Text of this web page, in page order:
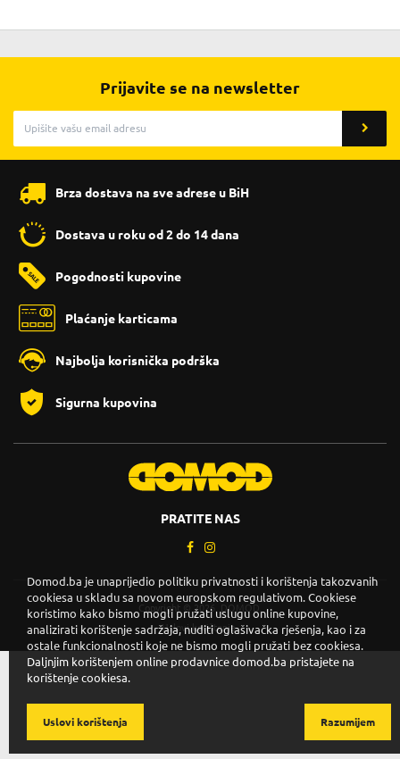
Prijavite se na newsletter
Brza dostava na sve adrese u BiH
Dostava u roku od 2 do 14 dana
Pogodnosti kupovine
Plaćanje karticama
Najbolja korisnička podrška
Sigurna kupovina
PRATITE NAS
Copyright © 2026. DOMOD.
Uslovi korištenja.
Domod.ba je unaprijedio politiku privatnosti i korištenja takozvanih
cookiesa u skladu sa novom europskom regulativom. Cookiese
koristimo kako bismo mogli pružati uslugu online kupovine,
analizirati korištenje sadržaja, nuditi oglašivačka rješenja, kao i za
ostale funkcionalnosti koje ne bismo mogli pružati bez cookiesa.
Daljnjim korištenjem online prodavnice domod.ba pristajete na
korištenje cookiesa.
Razumijem
Uslovi korištenja